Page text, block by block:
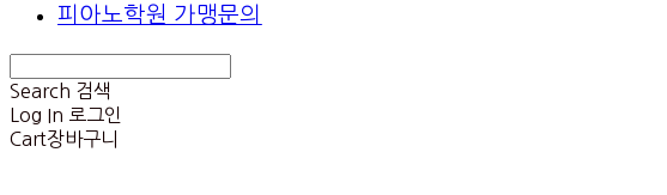
피아노학원 가맹문의
Search 검색
Log In 로그인
Cart장바구니